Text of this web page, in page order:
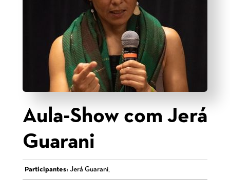
Aula-Show com Jerá
Guarani
Participantes: Jerá Guarani,